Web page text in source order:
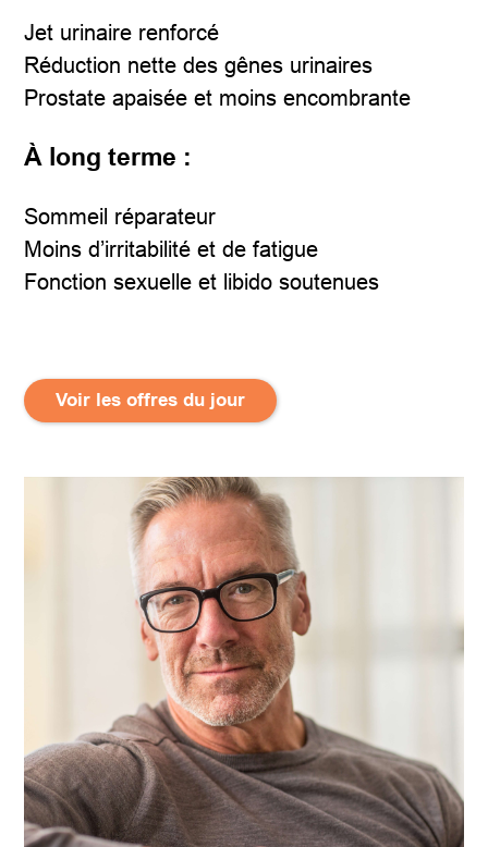
Jet urinaire renforcé
Réduction nette des gênes urinaires
Prostate apaisée et moins encombrante
À long terme :
Sommeil réparateur
Moins d’irritabilité et de fatigue
Fonction sexuelle et libido soutenues
Voir les offres du jour